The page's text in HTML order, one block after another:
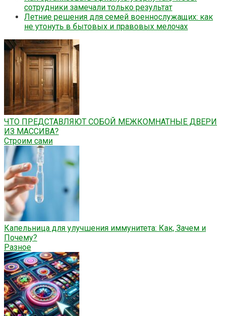
сотрудники замечали только результат
Летние решения для семей военнослужащих: как
не утонуть в бытовых и правовых мелочах
ЧТО ПРЕДСТАВЛЯЮТ СОБОЙ МЕЖКОМНАТНЫЕ ДВЕРИ
ИЗ МАССИВА?
Строим сами
Капельница для улучшения иммунитета: Как, Зачем и
Почему?
Разное